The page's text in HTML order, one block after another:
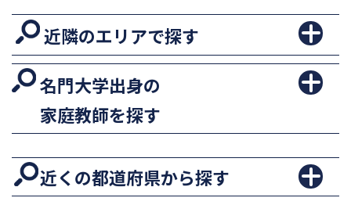
近隣のエリアで探す
名門大学出身の
家庭教師を探す
近くの都道府県から探す